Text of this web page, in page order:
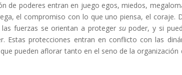
de poderes entran en juego egos, miedos,
el compromiso con lo que uno piensa, el coraje.
fuerzas se orientan a proteger supoder, y si
Estas protecciones entran en conflicto con las
pueden aflorar tanto en el seno de la organización